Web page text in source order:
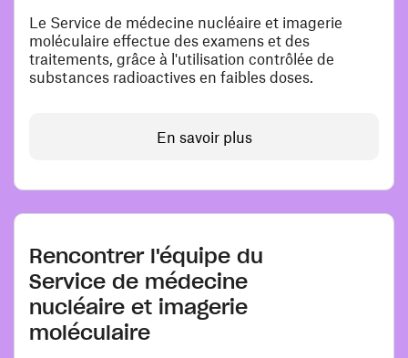
Le Service de médecine nucléaire et imagerie
moléculaire effectue des examens et des
traitements, grâce à l'utilisation contrôlée de
substances radioactives en faibles doses.
En savoir plus
Rencontrer l'équipe du
Service de médecine
nucléaire et imagerie
moléculaire